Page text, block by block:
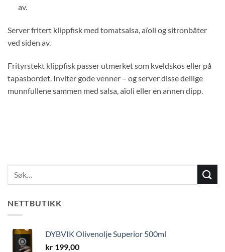
av.
Server fritert klippfisk med tomatsalsa, aïoli og sitronbåter
ved siden av.
Frityrstekt klippfisk passer utmerket som kveldskos eller på
tapasbordet. Inviter gode venner – og server disse deilige
munnfullene sammen med salsa, aïoli eller en annen dipp.
NETTBUTIKK
DYBVIK Olivenolje Superior 500ml
kr 199,00